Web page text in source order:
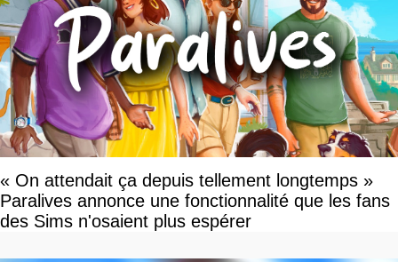
« On attendait ça depuis tellement longtemps »
Paralives annonce une fonctionnalité que les fans
des Sims n'osaient plus espérer